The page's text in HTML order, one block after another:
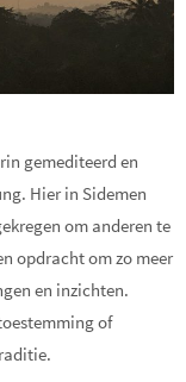
gemediteerd en
Hier in Sidemen
om anderen te
opdracht om zo meer
en inzichten.
of